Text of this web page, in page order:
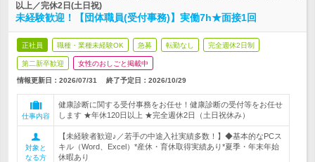
以上／完休2日(土日祝)
未経験歓迎！【団体職員(受付事務)】実働7h★面接1回
正社員 職種・業種未経験OK 急募 転勤なし 完全週休2日制
第二新卒歓迎 女性のおしごと掲載中
情報更新日：2026/07/31 終了予定日： 2026/10/29
仕事内容
健康診断に関する受付事務をお任せ！健康診断の受付等をお任せ
します ★年休120日以上 ★完全週休2日（土日祝休み）
対象と
なる方
【未経験者歓迎♪／若手の中途入社実績多数！】◆基本的なPCス
キル（Word、Excel）*産休・育休取得実績あり*夏季・年末年始
休暇あり